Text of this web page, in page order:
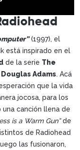
(1997), el
está inspirado en el
de la serie The
Douglas Adams. Acá
que la vida
jocosa, para los
canción llena de
is a Warm Gun”de
de Radiohead
las fusionaron,